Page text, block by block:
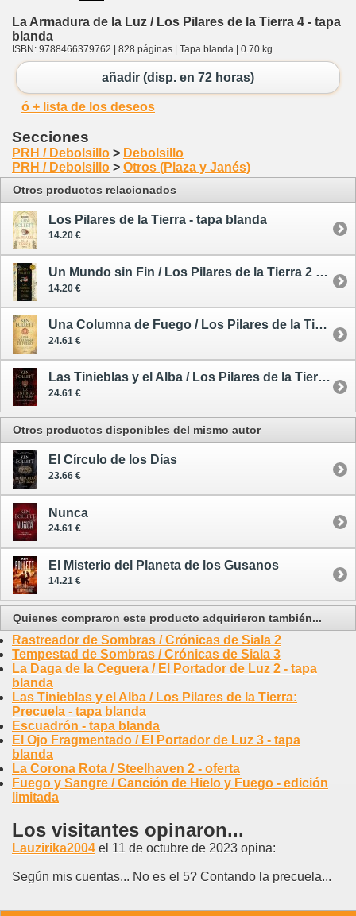
La Armadura de la Luz / Los Pilares de la Tierra 4 - tapa
blanda
ISBN: 9788466379762 | 828 páginas | Tapa blanda | 0.70 kg
añadir (disp. en 72 horas)
ó + lista de los deseos
Secciones
PRH / Debolsillo > Debolsillo
PRH / Debolsillo > Otros (Plaza y Janés)
Otros productos relacionados
Los Pilares de la Tierra - tapa blanda
14.20 €
Un Mundo sin Fin / Los Pilares de la Tierra 2 - tapa blanda
14.20 €
Una Columna de Fuego / Los Pilares de la Tierra 3 - tapa dura
24.61 €
Las Tinieblas y el Alba / Los Pilares de la Tierra: Precuela - tapa dura
24.61 €
Otros productos disponibles del mismo autor
El Círculo de los Días
23.66 €
Nunca
24.61 €
El Misterio del Planeta de los Gusanos
14.21 €
Quienes compraron este producto adquirieron también...
Rastreador de Sombras / Crónicas de Siala 2
Tempestad de Sombras / Crónicas de Siala 3
La Daga de la Ceguera / El Portador de Luz 2 - tapa
blanda
Las Tinieblas y el Alba / Los Pilares de la Tierra:
Precuela - tapa blanda
Escuadrón - tapa blanda
El Ojo Fragmentado / El Portador de Luz 3 - tapa
blanda
La Corona Rota / Steelhaven 2 - oferta
Fuego y Sangre / Canción de Hielo y Fuego - edición
limitada
Los visitantes opinaron...
Lauzirika2004 el 11 de octubre de 2023 opina:
Según mis cuentas... No es el 5? Contando la precuela...